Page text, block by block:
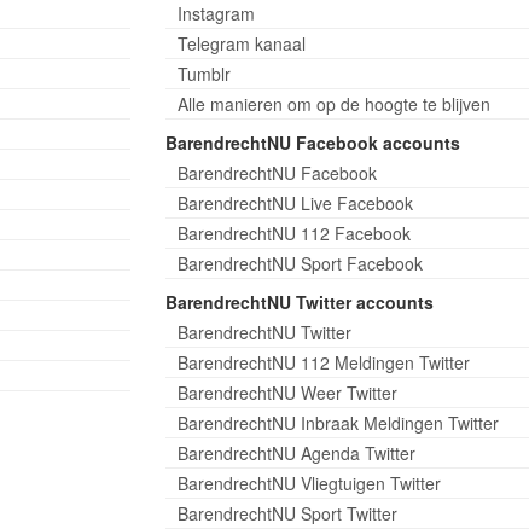
Instagram
Telegram kanaal
Tumblr
Alle manieren om op de hoogte te blijven
BarendrechtNU Facebook accounts
BarendrechtNU Facebook
BarendrechtNU Live Facebook
BarendrechtNU 112 Facebook
BarendrechtNU Sport Facebook
BarendrechtNU Twitter accounts
BarendrechtNU Twitter
BarendrechtNU 112 Meldingen Twitter
BarendrechtNU Weer Twitter
BarendrechtNU Inbraak Meldingen Twitter
BarendrechtNU Agenda Twitter
BarendrechtNU Vliegtuigen Twitter
BarendrechtNU Sport Twitter